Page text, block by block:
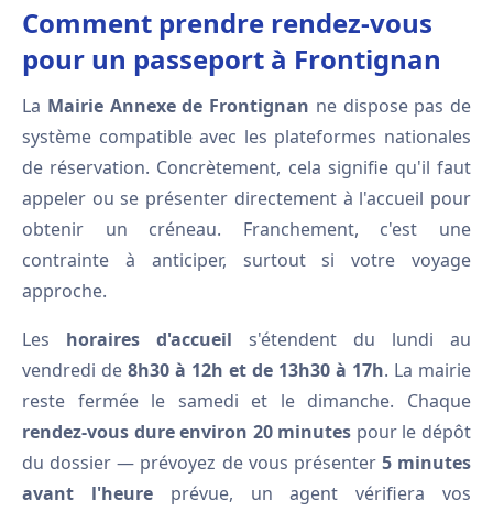
Comment prendre rendez-vous
pour un passeport à Frontignan
La Mairie Annexe de Frontignan ne dispose pas de
système compatible avec les plateformes nationales
de réservation. Concrètement, cela signifie qu'il faut
appeler ou se présenter directement à l'accueil pour
obtenir un créneau. Franchement, c'est une
contrainte à anticiper, surtout si votre voyage
approche.
Les horaires d'accueil s'étendent du lundi au
vendredi de 8h30 à 12h et de 13h30 à 17h. La mairie
reste fermée le samedi et le dimanche. Chaque
rendez-vous dure environ 20 minutes pour le dépôt
du dossier — prévoyez de vous présenter 5 minutes
avant l'heureprévue, un agent vérifiera vos